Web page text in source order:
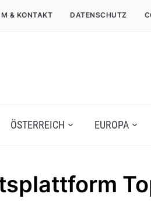
& KONTAKT DATENSCHUTZ
ÖSTERREICH EUROPA